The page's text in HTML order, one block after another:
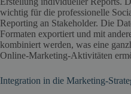
wichtig für die professionelle
Reporting an Stakeholder. Die
Formaten exportiert und mit
kombiniert werden, was eine
Online-Marketing-Aktivitäten
Integration in die Marketing-